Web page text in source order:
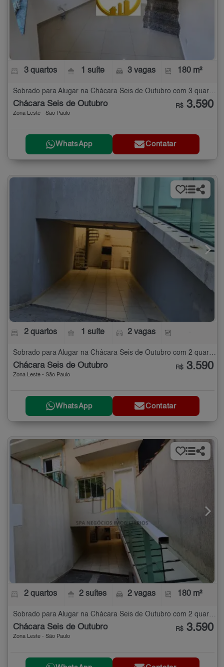
3 quartos 1 suíte 3 vagas 180 m²
Chácara Seis de Outubro
Zona Leste - São Paulo
R$ 3.590
WhatsApp Contatar
2 quartos 1 suíte 2 vagas
Sobrado para Alugar na Chácara Seis de Outubro com 2 quartos
Chácara Seis de Outubro
Zona Leste - São Paulo
R$ 3.590
WhatsApp Contatar
2 quartos 2 suítes 2 vagas 180 m²
Sobrado para Alugar na Chácara Seis de Outubro com 2 quartos - 180 m²
Chácara Seis de Outubro
Zona Leste - São Paulo
R$ 3.590